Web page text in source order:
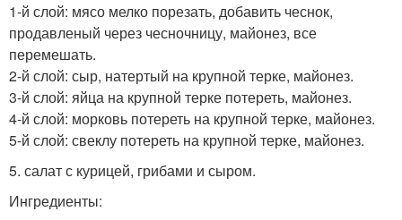
1-й слой: мясо мелко порезать, добавить чеснок,
продавленый через чесночницу, майонез, все
перемешать.
2-й слой: сыр, натертый на крупной терке, майонез.
3-й слой: яйца на крупной терке потереть, майонез.
4-й слой: морковь потереть на крупной терке, майонез.
5-й слой: свеклу потереть на крупной терке, майонез.
5. салат с курицей, грибами и сыром.
Ингредиенты: